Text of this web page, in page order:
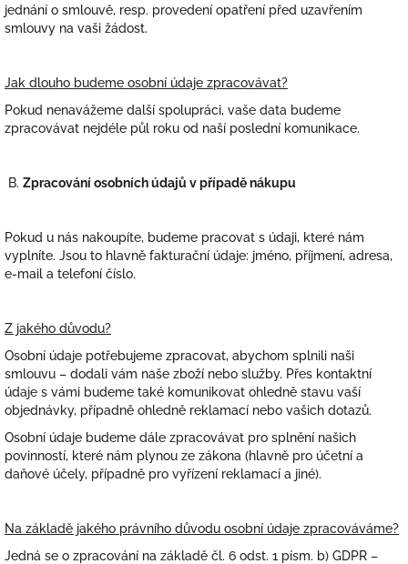
jednání o smlouvě, resp. provedení opatření před uzavřením
smlouvy na vaši žádost.
Jak dlouho budeme osobní údaje zpracovávat?
Pokud nenavážeme další spolupráci, vaše data budeme
zpracovávat nejdéle půl roku od naší poslední komunikace.
B. Zpracování osobních údajů v případě nákupu
Pokud u nás nakoupíte, budeme pracovat s údaji, které nám
vyplníte. Jsou to hlavně fakturační údaje: jméno, příjmení, adresa,
e-mail a telefoní číslo.
Z jakého důvodu?
Osobní údaje potřebujeme zpracovat, abychom splnili naši
smlouvu – dodali vám naše zboží nebo služby. Přes kontaktní
údaje s vámi budeme také komunikovat ohledně stavu vaší
objednávky, případně ohledně reklamací nebo vašich dotazů.
Osobní údaje budeme dále zpracovávat pro splnění našich
povinností, které nám plynou ze zákona (hlavně pro účetní a
daňové účely, případně pro vyřízení reklamací a jiné).
Na základě jakého právního důvodu osobní údaje zpracováváme?
Jedná se o zpracování na základě čl. 6 odst. 1 písm. b) GDPR –